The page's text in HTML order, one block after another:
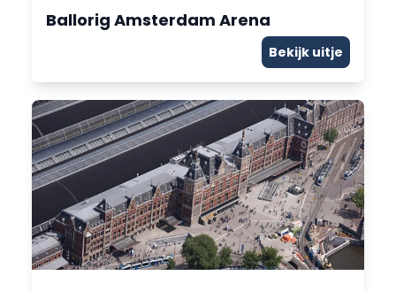
Ballorig Amsterdam Arena
Bekijk uitje